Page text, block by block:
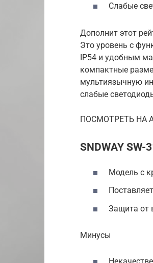
Слабые
Дополнит этот
Это уровень с
IP54 и удобным
компактные
мультиязычную
слабые
ПОСМОТРЕТЬ НА
SNDWAY SW-
Модель с
Защита от
Минусы